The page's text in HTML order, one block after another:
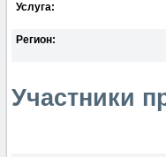
Услуга:
Регион:
Участники